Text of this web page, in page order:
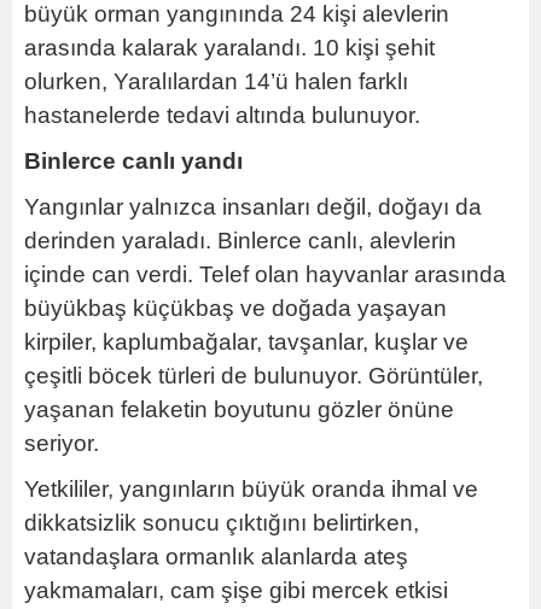
büyük orman yangınında 24 kişi alevlerin
arasında kalarak yaralandı. 10 kişi şehit
olurken, Yaralılardan 14’ü halen farklı
hastanelerde tedavi altında bulunuyor.
Binlerce canlı yandı
Yangınlar yalnızca insanları değil, doğayı da
derinden yaraladı. Binlerce canlı, alevlerin
içinde can verdi. Telef olan hayvanlar arasında
büyükbaş küçükbaş ve doğada yaşayan
kirpiler, kaplumbağalar, tavşanlar, kuşlar ve
çeşitli böcek türleri de bulunuyor. Görüntüler,
yaşanan felaketin boyutunu gözler önüne
seriyor.
Yetkililer, yangınların büyük oranda ihmal ve
dikkatsizlik sonucu çıktığını belirtirken,
vatandaşlara ormanlık alanlarda ateş
yakmamaları, cam şişe gibi mercek etkisi